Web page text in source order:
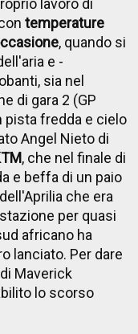
lavoro di
temperature
, quando si
e -
sia nel
di gara 2 (GP
pista fredda e cielo
Angel Nieto di
, che nel finale di
e beffa di un paio
che era
per quasi
africano ha
lanciato. Per dare
Maverick
lo scorso